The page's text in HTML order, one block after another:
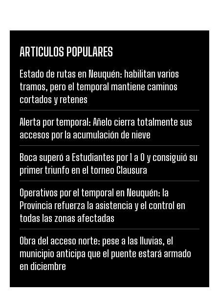
ARTICULOS POPULARES
Estado de rutas en Neuquén: habilitan varios
tramos, pero el temporal mantiene caminos
cortados y retenes
Alerta por temporal: Añelo cierra totalmente sus
accesos por la acumulación de nieve
Boca superó a Estudiantes por 1 a 0 y consiguió su
primer triunfo en el torneo Clausura
Operativos por el temporal en Neuquén: la
Provincia refuerza la asistencia y el control en
todas las zonas afectadas
Obra del acceso norte: pese a las lluvias, el
municipio anticipa que el puente estará armado
en diciembre